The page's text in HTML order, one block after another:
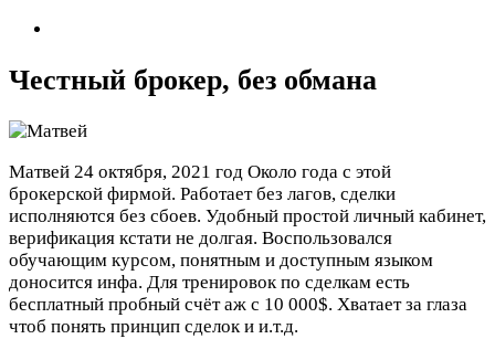
Честный брокер, без обмана
Матвей 24 октября, 2021 год Около года с этой
брокерской фирмой. Работает без лагов, сделки
исполняются без сбоев. Удобный простой личный кабинет,
верификация кстати не долгая. Воспользовался
обучающим курсом, понятным и доступным языком
доносится инфа. Для тренировок по сделкам есть
бесплатный пробный счёт аж с 10 000$. Хватает за глаза
чтоб понять принцип сделок и и.т.д.